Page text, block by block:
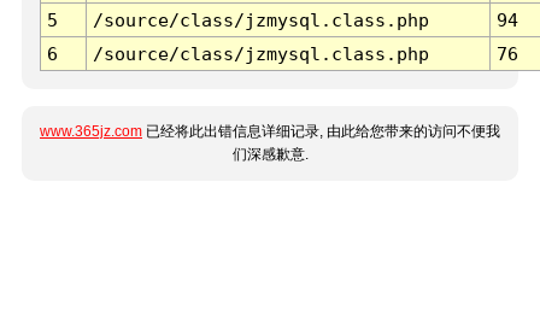
5
/source/class/jzmysql.class.php
94
6
/source/class/jzmysql.class.php 76
www.365jz.com 已经将此出错信息详细记录, 由此给您带来的访问不便我
们深感歉意.